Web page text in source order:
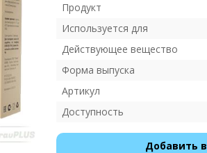
Продукт
Используется для
Действующее вещество
Форма выпуска
Артикул
Доступность
Добавить